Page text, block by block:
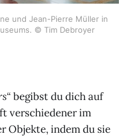
und Jean-Pierre Müller in
© Tim Debroyer
begibst du dich auf
verschiedener im
Objekte, indem du sie